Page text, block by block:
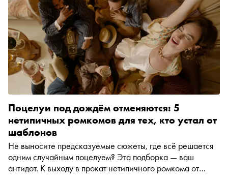
Поцелуи под дождём отменяются: 5
нетипичных ромкомов для тех, кто устал от
шаблонов
Не выносите предсказуемые сюжеты, где всё решается
одним случайным поцелуем? Эта подборка — ваш
антидот. К выходу в прокат нетипичного ромкома от